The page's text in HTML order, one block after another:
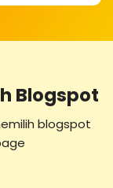
Blogspot
blogspot